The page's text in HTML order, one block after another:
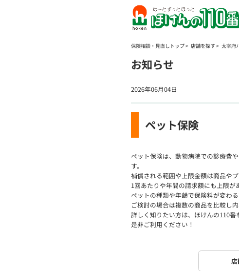
保険相談・見直しトップ 店舗を探す 太宰府
お知らせ
2026年06月04日
ペット保険
ペット保険は、動物病院での診療費
す。
補償される範囲や上限金額は商品や
1回あたりや年間の請求額にも上限が
ペットの種類や年齢で保険料が変わる
ご検討の場合は複数の商品を比較し
詳しく知りたい方は、ほけんの110番
是非ご利用ください！